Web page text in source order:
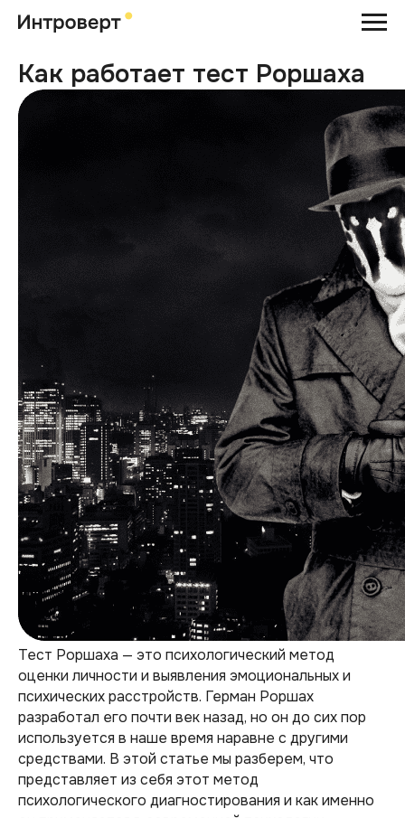
Как работает тест Роршаха
Тест Роршаха — это психологический метод
оценки личности и выявления эмоциональных и
психических расстройств. Герман Роршах
разработал его почти век назад, но он до сих пор
используется в наше время наравне с другими
средствами. В этой статье мы разберем, что
представляет из себя этот метод
психологического диагностирования и как именно